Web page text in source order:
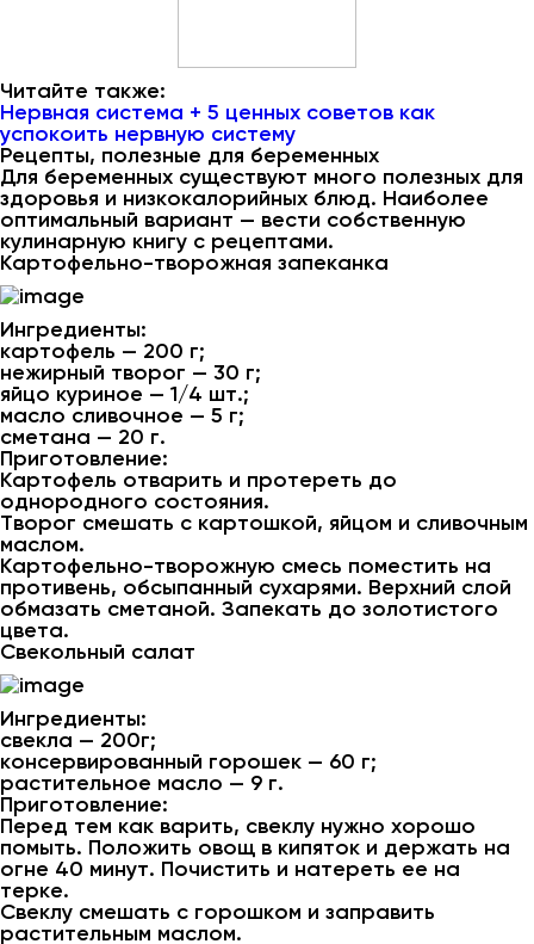
Читайте также:
Нервная система + 5 ценных советов как
успокоить нервную систему
Рецепты, полезные для беременных
Для беременных существуют много полезных для
здоровья и низкокалорийных блюд. Наиболее
оптимальный вариант — вести собственную
кулинарную книгу с рецептами.
Картофельно-творожная запеканка
Ингредиенты:
картофель — 200 г;
нежирный творог — 30 г;
яйцо куриное — 1/4 шт.;
масло сливочное — 5 г;
сметана — 20 г.
Приготовление:
Картофель отварить и протереть до
однородного состояния.
Творог смешать с картошкой, яйцом и сливочным
маслом.
Картофельно-творожную смесь поместить на
противень, обсыпанный сухарями. Верхний слой
обмазать сметаной. Запекать до золотистого
цвета.
Свекольный салат
Ингредиенты:
свекла — 200г;
консервированный горошек — 60 г;
растительное масло — 9 г.
Приготовление:
Перед тем как варить, свеклу нужно хорошо
помыть. Положить овощ в кипяток и держать на
огне 40 минут. Почистить и натереть ее на
терке.
Свеклу смешать с горошком и заправить
растительным маслом.